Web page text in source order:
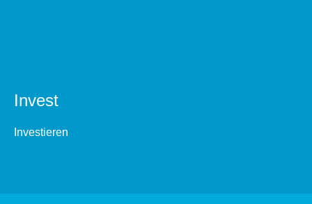
Invest
Investieren